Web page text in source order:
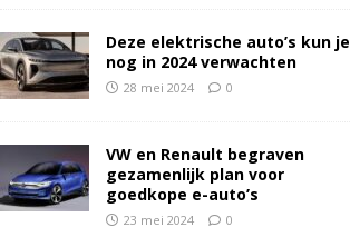
Deze elektrische auto’s kun je
nog in 2024 verwachten
28 mei 2024 0
VW en Renault begraven
gezamenlijk plan voor
goedkope e-auto’s
23 mei 2024 0